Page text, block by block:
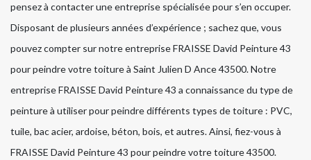
pensez à contacter une entreprise spécialisée pour s’en occuper.
Disposant de plusieurs années d’expérience ; sachez que, vous
pouvez compter sur notre entreprise FRAISSE David Peinture 43
pour peindre votre toiture à Saint Julien D Ance 43500. Notre
entreprise FRAISSE David Peinture 43 a connaissance du type de
peinture à utiliser pour peindre différents types de toiture : PVC,
tuile, bac acier, ardoise, béton, bois, et autres. Ainsi, fiez-vous à
FRAISSE David Peinture 43 pour peindre votre toiture 43500.